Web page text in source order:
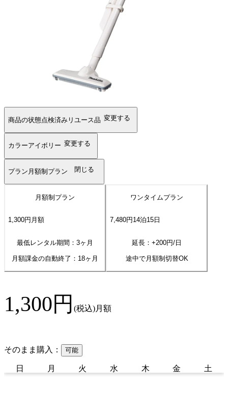
商品の状態点検済みリユース品 変更する
カラーアイボリー 変更する
プラン 月額制プラン 閉じる
月額制プラン
1,300円 月額
最低レンタル期間：3ヶ月
月額課金の自動終了： 18ヶ月
ワンタイムプラン
7,480円 14泊15 日
延長：+200円/日
途中で月額制切替OK
1,300円 (税込)月額
そのまま購入： 可能
日 月 火 水 木 金 土